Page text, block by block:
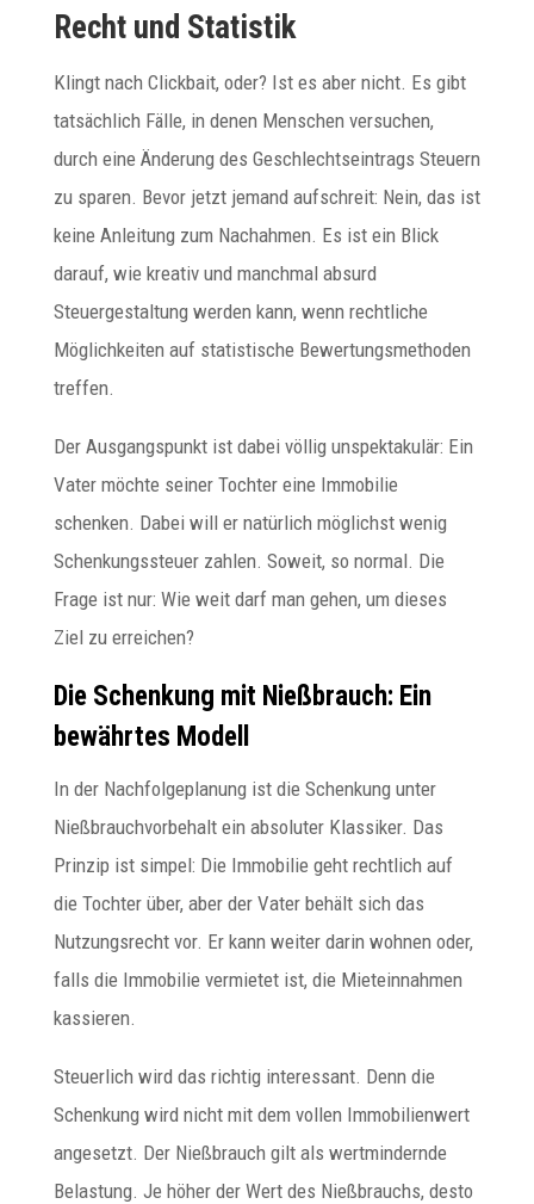
Recht und Statistik
Klingt nach Clickbait, oder? Ist es aber nicht. Es gibt
tatsächlich Fälle, in denen Menschen versuchen,
durch eine Änderung des Geschlechtseintrags Steuern
zu sparen. Bevor jetzt jemand aufschreit: Nein, das ist
keine Anleitung zum Nachahmen. Es ist ein Blick
darauf, wie kreativ und manchmal absurd
Steuergestaltung werden kann, wenn rechtliche
Möglichkeiten auf statistische Bewertungsmethoden
treffen.
Der Ausgangspunkt ist dabei völlig unspektakulär: Ein
Vater möchte seiner Tochter eine Immobilie
schenken. Dabei will er natürlich möglichst wenig
Schenkungssteuer zahlen. Soweit, so normal. Die
Frage ist nur: Wie weit darf man gehen, um dieses
Ziel zu erreichen?
Die Schenkung mit Nießbrauch: Ein
bewährtes Modell
In der Nachfolgeplanung ist die Schenkung unter
Nießbrauchvorbehalt ein absoluter Klassiker. Das
Prinzip ist simpel: Die Immobilie geht rechtlich auf
die Tochter über, aber der Vater behält sich das
Nutzungsrecht vor. Er kann weiter darin wohnen oder,
falls die Immobilie vermietet ist, die Mieteinnahmen
kassieren.
Steuerlich wird das richtig interessant. Denn die
Schenkung wird nicht mit dem vollen Immobilienwert
angesetzt. Der Nießbrauch gilt als wertmindernde
Belastung. Je höher der Wert des Nießbrauchs, desto